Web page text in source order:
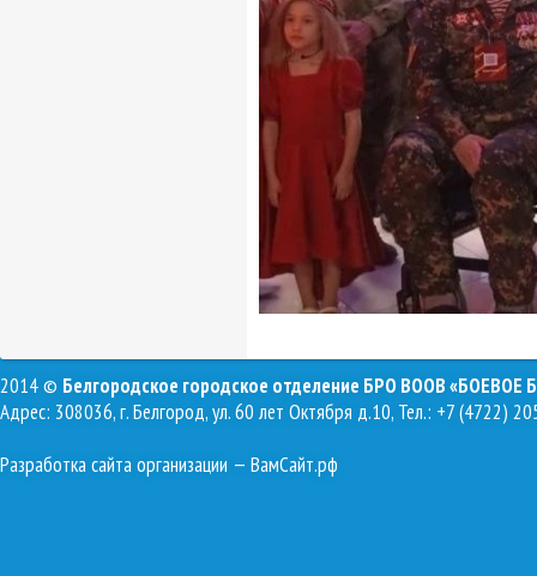
2014 © Белгородское городское отделение БРО ВООВ «БОЕВОЕ
Адрес: 308036, г. Белгород, ул. 60 лет Октября д.10, Тел.: +7 (4722)
Разработка сайта организации — ВамСайт.рф